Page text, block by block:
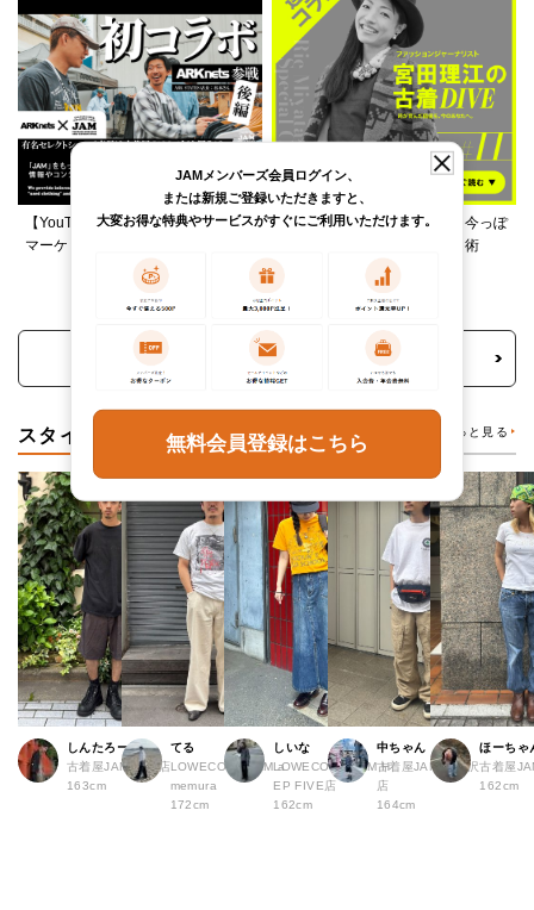
【YouTube】ARKnetsコラボ！028
マーケットで本気ショッピング
柄ワンピースは夏の切り札、今っぽ
く着るレイヤード＆ミックス術
トピックス・特集をもっと見る
スタイリング もっと見る
しんたろー
古着屋JAM 仙台店
163cm
てる
LOWECO by JAM a
memura
172cm
しいな
LOWECO by JAM H
EP FIVE店
162cm
中ちゃん
古着屋JAM 下北沢
店
164cm
ほーちゃ
古着屋
162cm
JAMメンバーズ会員ログイン、
または新規ご登録いただきますと、
大変お得な特典やサービスがすぐにご利用いただけます。
無料会員登録はこちら